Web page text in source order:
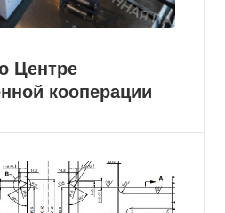
Центре
кооперации